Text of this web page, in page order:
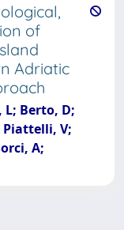
of
Adriatic
L; Berto, D;
Piattelli, V;
A;